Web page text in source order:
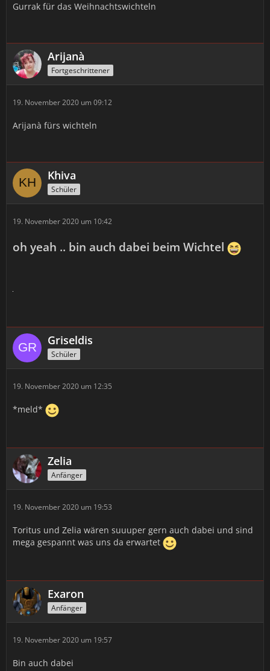
Gurrak für das Weihnachtswichteln
Arijanà
Fortgeschrittener
19. November 2020 um 09:12
Arijanà fürs wichteln
Khiva
Schüler
19. November 2020 um 10:42
oh yeah .. bin auch dabei beim Wichtel
Griseldis
Schüler
19. November 2020 um 12:35
*meld*
Zelia
Anfänger
19. November 2020 um 19:53
Toritus und Zelia wären suuuper gern auch dabei und sind
mega gespannt was uns da erwartet
Exaron
Anfänger
19. November 2020 um 19:57
Bin auch dabei